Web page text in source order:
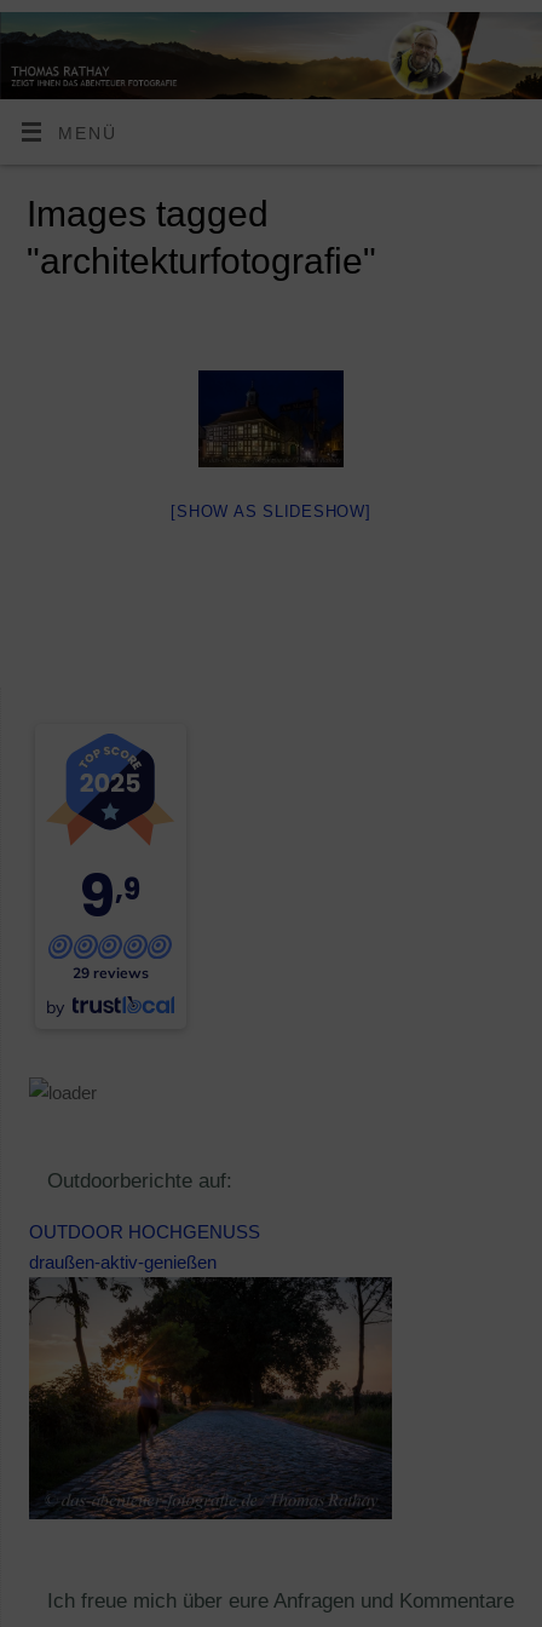
MENÜ
Images tagged
"architekturfotografie"
[SHOW AS SLIDESHOW]
9,9
29 reviews
by
Outdoorberichte auf:
OUTDOOR HOCHGENUSS
draußen-aktiv-genießen
Ich freue mich über eure Anfragen und Kommentare